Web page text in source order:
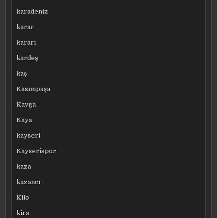
karadeniz
karar
kararı
kardeş
kaş
Kasımpaşa
Kavga
Kaya
kayseri
Kayserispor
kaza
kazancı
Kilo
kira